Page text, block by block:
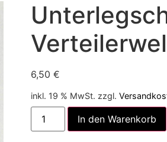
6,50 €
inkl. 19 % MwSt. zzgl.
In den Warenkorb